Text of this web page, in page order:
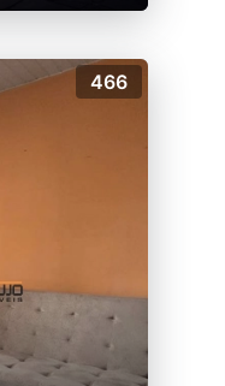
466